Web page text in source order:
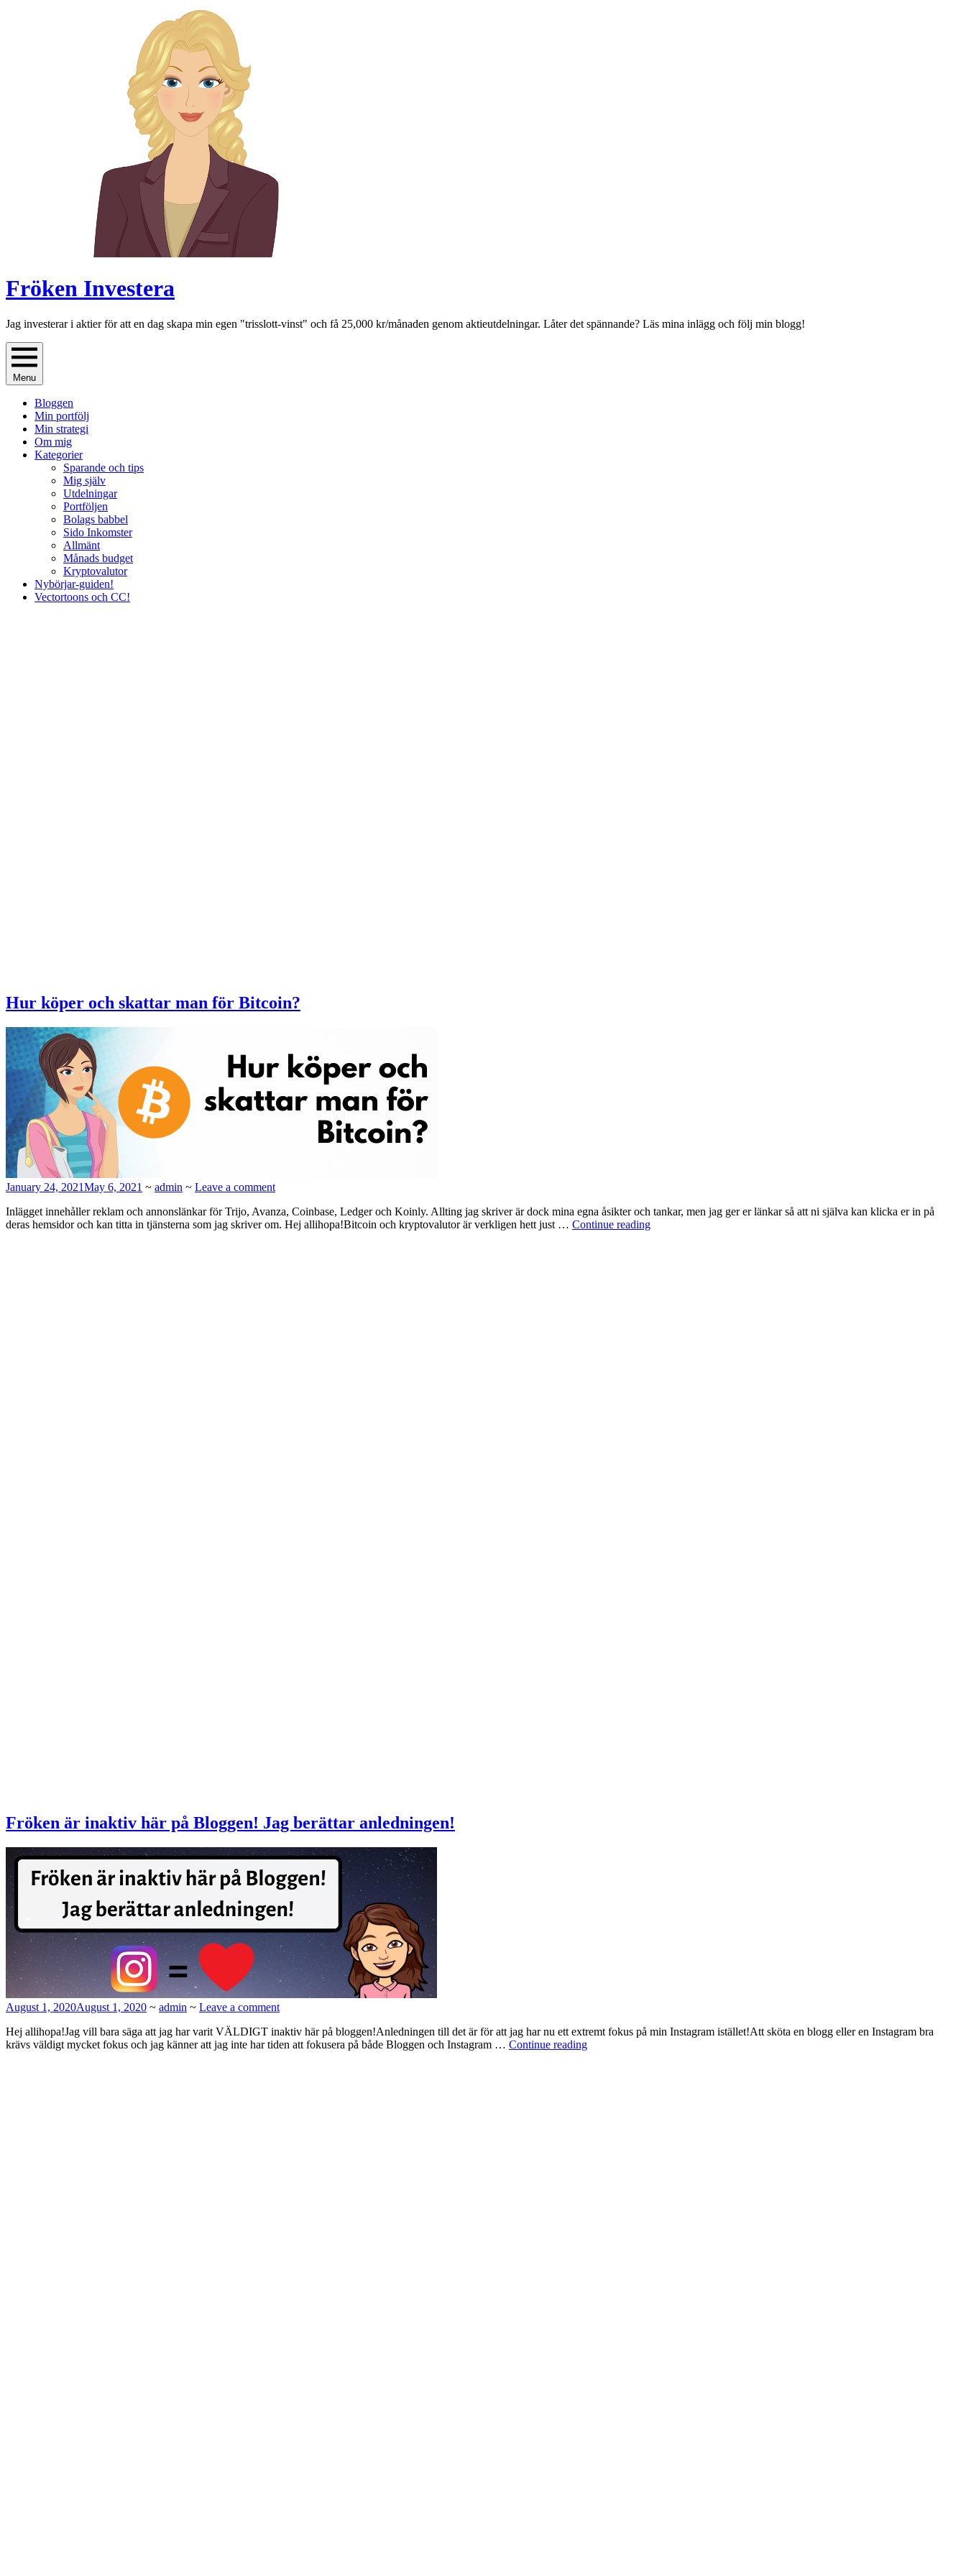
Fröken Investera
Jag investerar i aktier för att en dag skapa min egen "trisslott-vinst" och få 25,000 kr/månaden genom aktieutdelningar. Låter det spännande? Läs mina inlägg och följ min blogg!
Menu
Bloggen
Min portfölj
Min strategi
Om mig
Kategorier
Sparande och tips
Mig själv
Utdelningar
Portföljen
Bolags babbel
Sido Inkomster
Allmänt
Månads budget
Kryptovalutor
Nybörjar-guiden!
Vectortoons och CC!
Hur köper och skattar man för Bitcoin?
January 24, 2021May 6, 2021 ~ admin ~ Leave a comment
Inlägget innehåller reklam och annonslänkar för Trijo, Avanza, Coinbase, Ledger och Koinly. Allting jag skriver är dock mina egna åsikter och tankar, men jag ger er länkar så att ni själva kan klicka er in på
deras hemsidor och kan titta in tjänsterna som jag skriver om. Hej allihopa!Bitcoin och kryptovalutor är verkligen hett just … Continue readingHur
Fröken är inaktiv här på Bloggen! Jag berättar anledningen!
August 1, 2020August 1, 2020 ~ admin ~ Leave a comment
Hej allihopa!Jag vill bara säga att jag har varit VÄLDIGT inaktiv här på bloggen!Anledningen till det är för att jag har nu ett extremt fokus på min Instagram istället!Att sköta en blogg eller en Instagram bra
krävs väldigt mycket fokus och jag känner att jag inte har tiden att fokusera på både Bloggen och Instagram … Continue readingFröken